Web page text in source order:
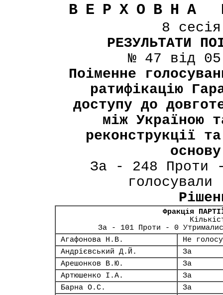
ВЕРХОВНА
8
РЕЗУЛЬТАТИ
№ 47 від
Поіменне
ратифікацію
доступу до
між Україною
реконструкції
За - 248 Проти
Фракція
За - 101 Проти - 0
Агафонова Н.В.
Не
Андрієвський Д.Й.
За
Арешонков В.Ю.
За
Артюшенко І.А.
За
Барна О.С.
За